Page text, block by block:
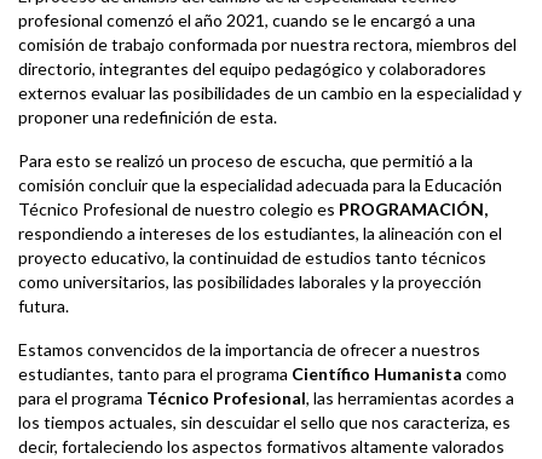
profesional comenzó el año 2021, cuando se le encargó a una
comisión de trabajo conformada por nuestra rectora, miembros del
directorio, integrantes del equipo pedagógico y colaboradores
externos evaluar las posibilidades de un cambio en la especialidad y
proponer una redefinición de esta.
Para esto se realizó un proceso de escucha, que permitió a la
comisión concluir que la especialidad adecuada para la Educación
Técnico Profesional de nuestro colegio es PROGRAMACIÓN,
respondiendo a intereses de los estudiantes, la alineación con el
proyecto educativo, la continuidad de estudios tanto técnicos
como universitarios, las posibilidades laborales y la proyección
futura.
Estamos convencidos de la importancia de ofrecer a nuestros
estudiantes, tanto para el programa Científico Humanista como
para el programa Técnico Profesional, las herramientas acordes a
los tiempos actuales, sin descuidar el sello que nos caracteriza, es
decir, fortaleciendo los aspectos formativos altamente valorados